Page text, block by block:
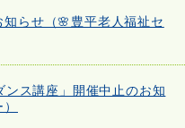
らせ（🌸豊平老人福祉セ
ス講座」開催中止のお知